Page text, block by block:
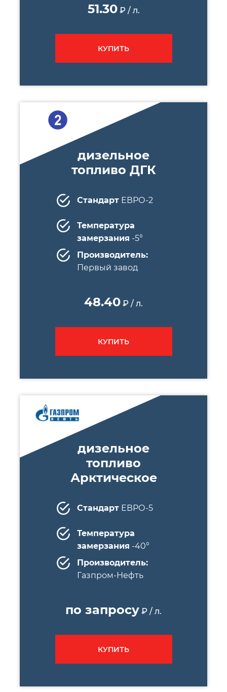
51.30 ₽ / л.
КУПИТЬ
дизельное
топливо ДГК
СтандартЕВРО-2
Температура
замерзания -5°
Производитель:
Первый завод
48.40 ₽ / л.
КУПИТЬ
дизельное
топливо
Арктическое
СтандартЕВРО-5
Температура
замерзания -40°
Производитель:
Газпром-Нефть
по запросу ₽ / л.
КУПИТЬ